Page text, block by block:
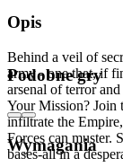
Opis
Behind a veil of
army - one that, if
arsenal of terror
Your Mission? Join
infiltrate the
Forces can muster.
bases-all in a
Podobne gry
Wymagania